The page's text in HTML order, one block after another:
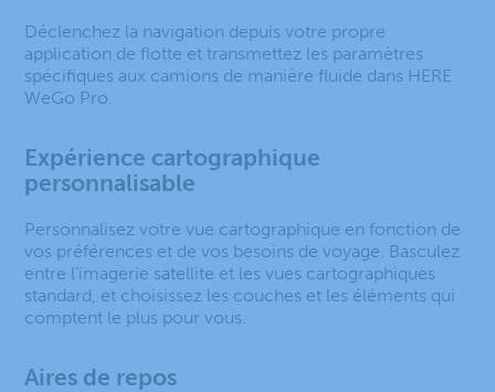
Déclenchez la navigation depuis votre propre
application de flotte et transmettez les paramètres
spécifiques aux camions de manière fluide dans HERE
WeGo Pro.
Expérience cartographique
personnalisable
Personnalisez votre vue cartographique en fonction de
vos préférences et de vos besoins de voyage. Basculez
entre l’imagerie satellite et les vues cartographiques
standard, et choisissez les couches et les éléments qui
comptent le plus pour vous.
Aires de repos